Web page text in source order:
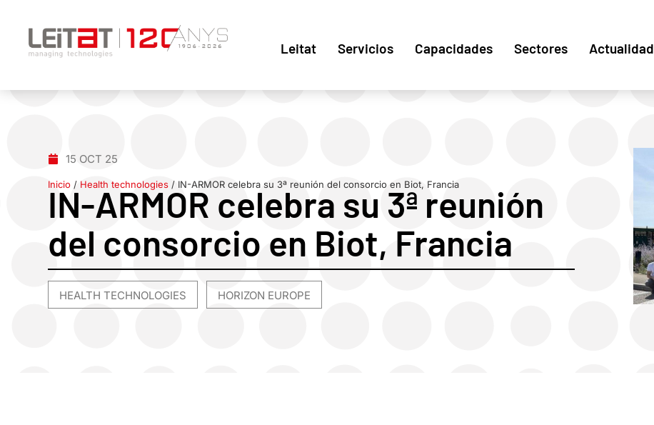
Leitat Servicios Capacidades Sectores Actualidad
15 OCT 25
Inicio / Health technologies / IN-ARMOR celebra su 3ª reunión del consorcio en Biot, Francia
IN-ARMOR celebra su 3ª reunión
del consorcio en Biot, Francia
HEALTH TECHNOLOGIES HORIZON EUROPE